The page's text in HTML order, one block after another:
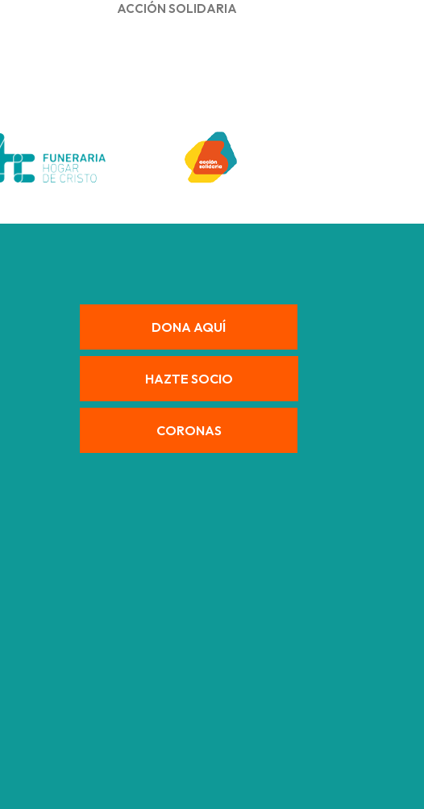
ACCIÓN SOLIDARIA
DONA AQUÍ
HAZTE SOCIO
CORONAS